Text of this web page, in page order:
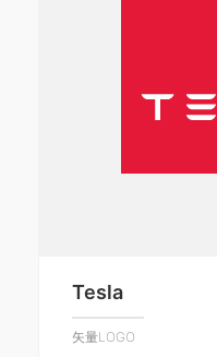
Tesla
矢量LOGO